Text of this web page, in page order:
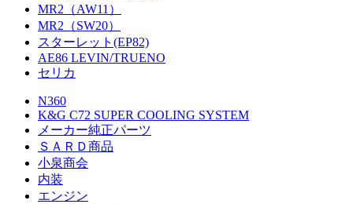
MR2（AW11）
MR2（SW20）
スターレット(EP82)
AE86 LEVIN/TRUENO
セリカ
N360
K&G C72 SUPER COOLING SYSTEM
メーカー純正パーツ
ＳＡＲＤ商品
小泉商会
内装
エンジン